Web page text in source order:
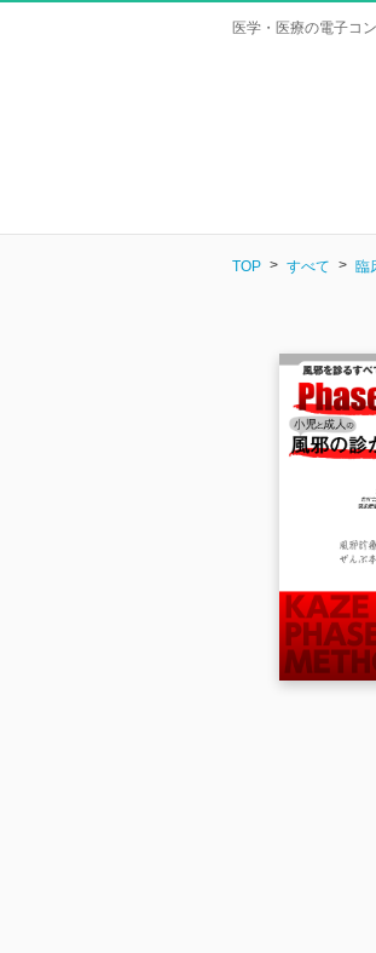
医学・医療の電子コ
TOP すべて 臨